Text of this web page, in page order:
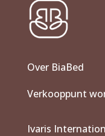
Over BiaBed
Verkooppunt
Ivaris